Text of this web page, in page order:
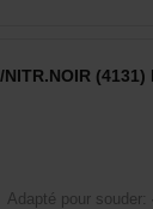
(4131)
Adapté pour souder: